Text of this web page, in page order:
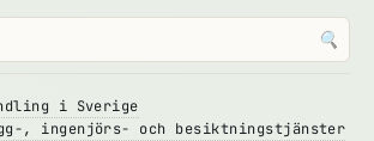
🔍
i Sverige
, ingenjörs- och besiktningstjänster